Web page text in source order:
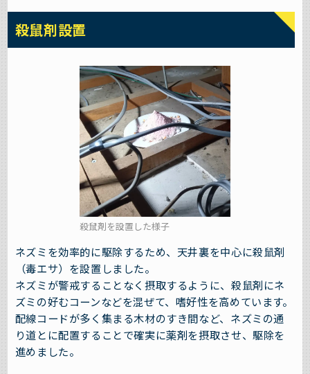
殺鼠剤設置
殺鼠剤を設置した様子
ネズミを効率的に駆除するため、天井裏を中心に殺鼠剤
（毒エサ）を設置しました。
ネズミが警戒することなく摂取するように、殺鼠剤にネ
ズミの好むコーンなどを混ぜて、嗜好性を高めています。
配線コードが多く集まる木材のすき間など、ネズミの通
り道とに配置することで確実に薬剤を摂取させ、駆除を
進めました。